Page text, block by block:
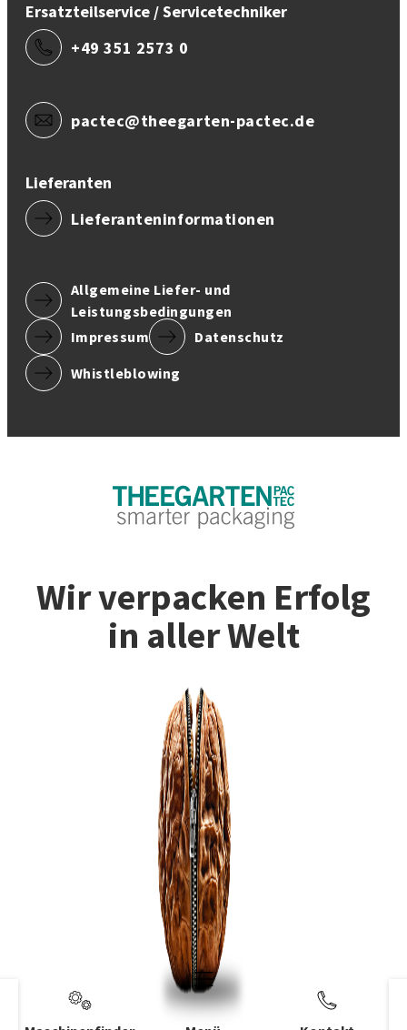
Ersatzteilservice / Servicetechniker
+49 351 2573 0
pactec@theegarten-pactec.de
Lieferanten
Lieferanteninformationen
Allgemeine Liefer- und
Leistungsbedingungen
Impressum
Datenschutz
Whistleblowing
Wir verpacken Erfolg
in aller Welt